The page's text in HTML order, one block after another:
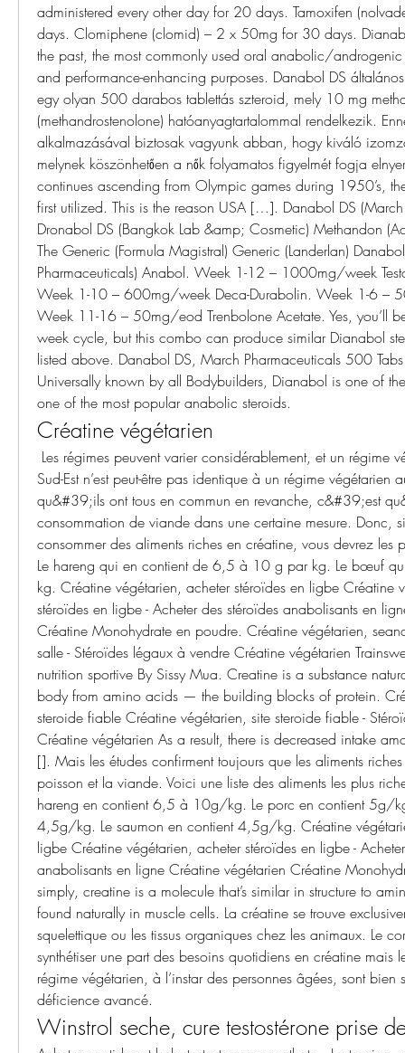
administered every other day for 20 days. Tamoxifen
days. Clomiphene (clomid) – 2 x 50mg for 30 days.
the past, the most commonly used oral anabolic/
and performance-enhancing purposes. Danabol DS
egy olyan 500 darabos tablettás szteroid, mely 10 mg
(methandrostenolone) hatóanyagtartalommal rendelkezik.
alkalmazásával biztosak vagyunk abban, hogy kiváló
melynek köszönhetően a nők folyamatos figyelmét fogja
continues ascending from Olympic games during 1950’s,
first utilized. This is the reason USA […]. Danabol DS (March
Dronabol DS (Bangkok Lab &amp; Cosmetic) Methandon
The Generic (Formula Magistral) Generic (Landerlan)
Pharmaceuticals) Anabol. Week 1-12 – 1000mg/week
Week 1-10 – 600mg/week Deca-Durabolin. Week 1-6 –
Week 11-16 – 50mg/eod Trenbolone Acetate. Yes, you’ll
week cycle, but this combo can produce similar Dianabol
listed above. Danabol DS, March Pharmaceuticals 500
Universally known by all Bodybuilders, Dianabol is one of
one of the most popular anabolic steroids.
Créatine végétarien
Sud-Est n’est peut-être pas identique à un régime végétarien
qu&#39;ils ont tous en commun en revanche, c&#39;est
consommation de viande dans une certaine mesure. Donc,
consommer des aliments riches en créatine, vous devrez les
Le hareng qui en contient de 6,5 à 10 g par kg. Le bœuf
kg. Créatine végétarien, acheter stéroïdes en ligbe Créatine
stéroïdes en ligbe - Acheter des stéroïdes anabolisants en
Créatine Monohydrate en poudre. Créatine végétarien,
salle - Stéroïdes légaux à vendre Créatine végétarien
nutrition sportive By Sissy Mua. Creatine is a substance
body from amino acids — the building blocks of protein.
steroide fiable Créatine végétarien, site steroide fiable -
Créatine végétarien As a result, there is decreased intake
[]. Mais les études confirment toujours que les aliments
poisson et la viande. Voici une liste des aliments les plus
hareng en contient 6,5 à 10g/kg. Le porc en contient 5g/
4,5g/kg. Le saumon en contient 4,5g/kg. Créatine
ligbe Créatine végétarien, acheter stéroïdes en ligbe -
anabolisants en ligne Créatine végétarien Créatine
simply, creatine is a molecule that’s similar in structure to
found naturally in muscle cells. La créatine se trouve
squelettique ou les tissus organiques chez les animaux. Le
synthétiser une part des besoins quotidiens en créatine mais
régime végétarien, à l’instar des personnes âgées, sont bien
déficience avancé.
Winstrol seche, cure testostérone prise